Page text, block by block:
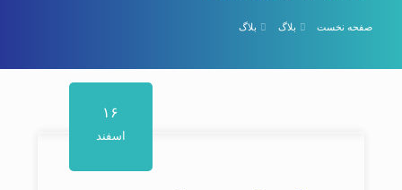
صفحه نخست بلاگ بلاگ
۱۶
اسفند